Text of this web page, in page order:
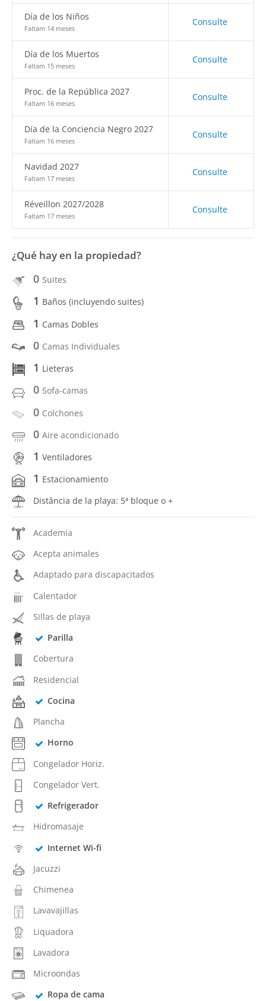
Día de los Niños
Faltam 14 meses
Consulte
Día de los Muertos
Faltam 15 meses
Consulte
Proc. de la República 2027
Faltam 16 meses
Consulte
Día de la Conciencia Negro 2027
Faltam 16 meses
Consulte
Navidad 2027
Faltam 17 meses
Consulte
Réveillon 2027/2028
Faltam 17 meses
Consulte
¿Qué hay en la propiedad?
0 Suites
1 Baños (incluyendo suites)
1 Camas Dobles
0 Camas Individuales
1 Lieteras
0 Sofa-camas
0 Colchones
0 Aire acondicionado
1 Ventiladores
1 Estacionamiento
Distância de la playa: 5ª bloque o +
Academia
Acepta animales
Adaptado para discapacitados
Calentador
Sillas de playa
Parilla
Cobertura
Residencial
Cocina
Plancha
Horno
Congelador Horiz.
Congelador Vert.
Refrigerador
Hidromasaje
Internet Wi-fi
Jacuzzi
Chimenea
Lavavajillas
Liquadora
Lavadora
Microondas
Ropa de cama